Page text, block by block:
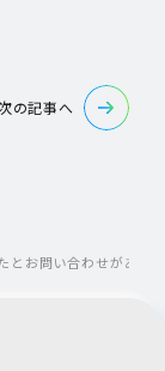
の記事へ
とお問い合わせがあっ